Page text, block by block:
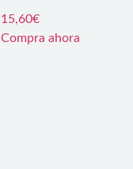
15,60€
Compra ahora